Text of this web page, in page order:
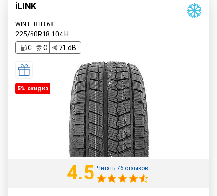
iLINK
WINTER IL868
225/60R18 104H
C
C 71 dB
5% cкидка
4.5 Читать 76 отзывов